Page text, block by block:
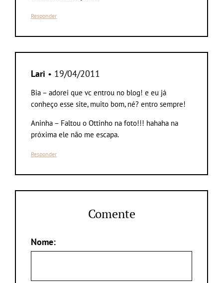
Responder
Lari • 19/04/2011
Bia – adorei que vc entrou no blog! e eu já
conheço esse site, muito bom, né? entro sempre!
Aninha – Faltou o Ottinho na foto!!! hahaha na
próxima ele não me escapa.
Responder
Comente
Nome: